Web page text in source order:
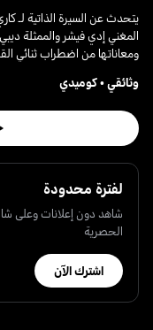
يتحدث عن السيرة الذاتية لـ
المغني إدي فيشر والممثلة
ومعاناتها من اضطراب ثنائي
وثائقي •كوميدي
لفترة محدودة
شاهد دون إعلانات وعلى
الحصرية
اشترك الآن